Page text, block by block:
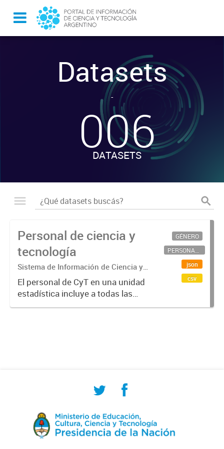
Datasets
-
006
DATASETS
Personal de ciencia y
tecnología
Sistema de Información de Ciencia y
Tecnología Argentino (SICYTAR)
El personal de CyT en una unidad
estadística incluye a todas las
personas involucradas
GÉNERO
PERSONAL CIENTÍFICO-TECNOLÓGICO
json
csv